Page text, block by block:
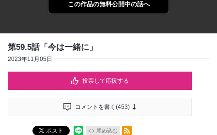
この作品の無料公開中の話へ
第59.5話「今は一緒に」
2023年11月05日
投票して応援する
コメントを書く(453)
ポスト 埋め込む
RSSフィード